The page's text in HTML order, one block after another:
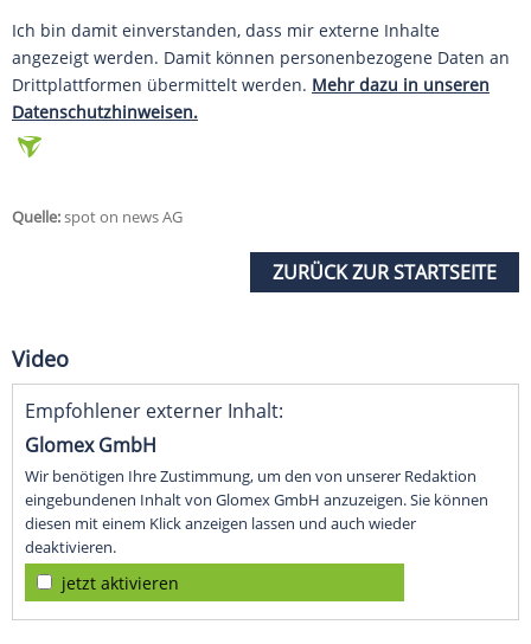
Ich bin damit einverstanden, dass mir externe Inhalte
angezeigt werden. Damit können personenbezogene Daten an
Drittplattformen übermittelt werden. Mehr dazu in unseren
Datenschutzhinweisen.
Quelle:spot on news AG
ZURÜCK ZUR STARTSEITE
Video
Empfohlener externer Inhalt:
Glomex GmbH
Wir benötigen Ihre Zustimmung, um den von unserer Redaktion
eingebundenen Inhalt von Glomex GmbH anzuzeigen. Sie können
diesen mit einem Klick anzeigen lassen und auch wieder
deaktivieren.
jetzt aktivieren